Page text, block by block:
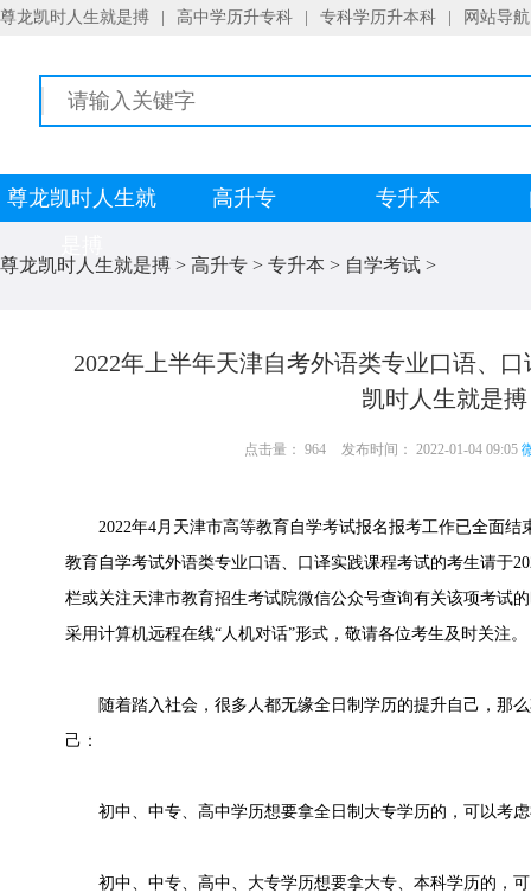
尊龙凯时人生就是搏 高中学历升专科 专科学历升本科 网站导航
尊龙凯时人生就
高升专 专升本
尊龙凯时人生就是搏 > 高升专 > 专升本 > 自学考试 >
2022年上半年天津自考外语类专业口语、
凯时人生就是搏
点击量： 964 发布时间： 2022-01-04 09:05
2022年4月天津市高等教育自学考试报名报考工作已全面结
教育自学考试外语类专业口语、口译实践课程考试的考生请于
栏或关注天津市教育招生考试院微信公众号查询有关该项考试
采用计算机远程在线“人机对话”形式，敬请各位考生及时关注。
随着踏入社会，很多人都无缘全日制学历的提升自己，那么
己：
初中、中专、高中学历想要拿全日制大专学历的，可以考虑
初中、中专、高中、大专学历想要拿大专、本科学历的，可